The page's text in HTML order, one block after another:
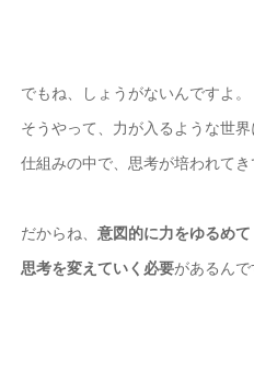
でもね、しょうがないんですよ。
そうやって、力が入るような世界
仕組みの中で、思考が培われてき
だからね、 意図的に力をゆるめて
思考を変えていく必要があるんで